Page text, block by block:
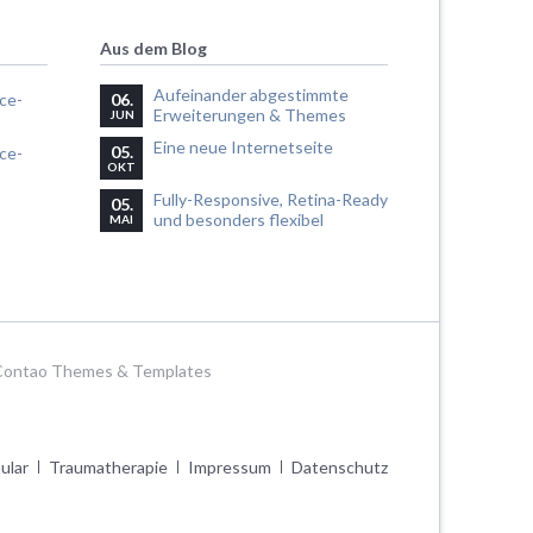
Aus dem Blog
06.
JUN
Aufeinander abgestimmte
Erweiterungen & Themes
05.
OKT
Eine neue Internetseite
05.
MAI
Fully-Responsive, Retina-Ready
und besonders flexibel
Themes & Templates
Traumatherapie Impressum Datenschutz